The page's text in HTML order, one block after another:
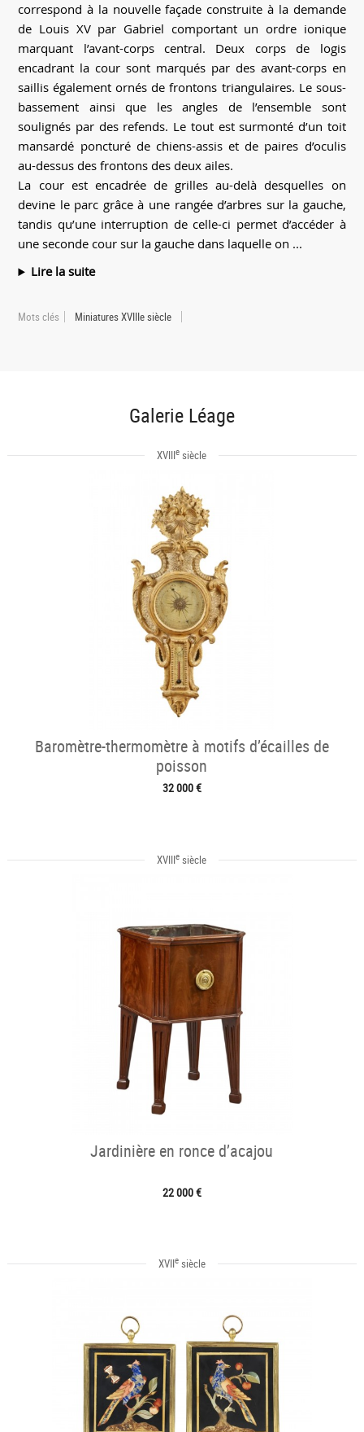
correspond à la nouvelle façade construite à la demande
de Louis XV par Gabriel comportant un ordre ionique
marquant l’avant-corps central. Deux corps de logis
encadrant la cour sont marqués par des avant-corps en
saillis également ornés de frontons triangulaires. Le sous-
bassement ainsi que les angles de l’ensemble sont
soulignés par des refends. Le tout est surmonté d’un toit
mansardé poncturé de chiens-assis et de paires d’oculis
au-dessus des frontons des deux ailes.
La cour est encadrée de grilles au-delà desquelles on
devine le parc grâce à une rangée d’arbres sur la gauche,
tandis qu’une interruption de celle-ci permet d’accéder à
une seconde cour sur la gauche dans laquelle on ...
Lire la suite
Mots clés Miniatures XVIIIe siècle
Galerie Léage
XVIIIe siècle
Baromètre-thermomètre à motifs d’écailles de
poisson
32 000 €
XVIIIe siècle
Jardinière en ronce d’acajou
22 000 €
XVIIesiècle